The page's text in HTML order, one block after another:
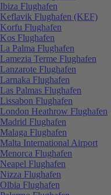
Ibiza Flughafen
Keflavik Flughafen (KEF)
Korfu Flughafen
Kos Flughafen
La Palma Flughafen
Lamezia Terme Flughafen
Lanzarote Flughafen
Larnaka Flughafen
Las Palmas Flughafen
Lissabon Flughafen
London Heathrow Flughafen
Madrid Flughafen
Malaga Flughafen
Malta International Airport
Menorca Flughafen
Neapel Flughafen
Nizza Flughafen
Olbia Flughafen